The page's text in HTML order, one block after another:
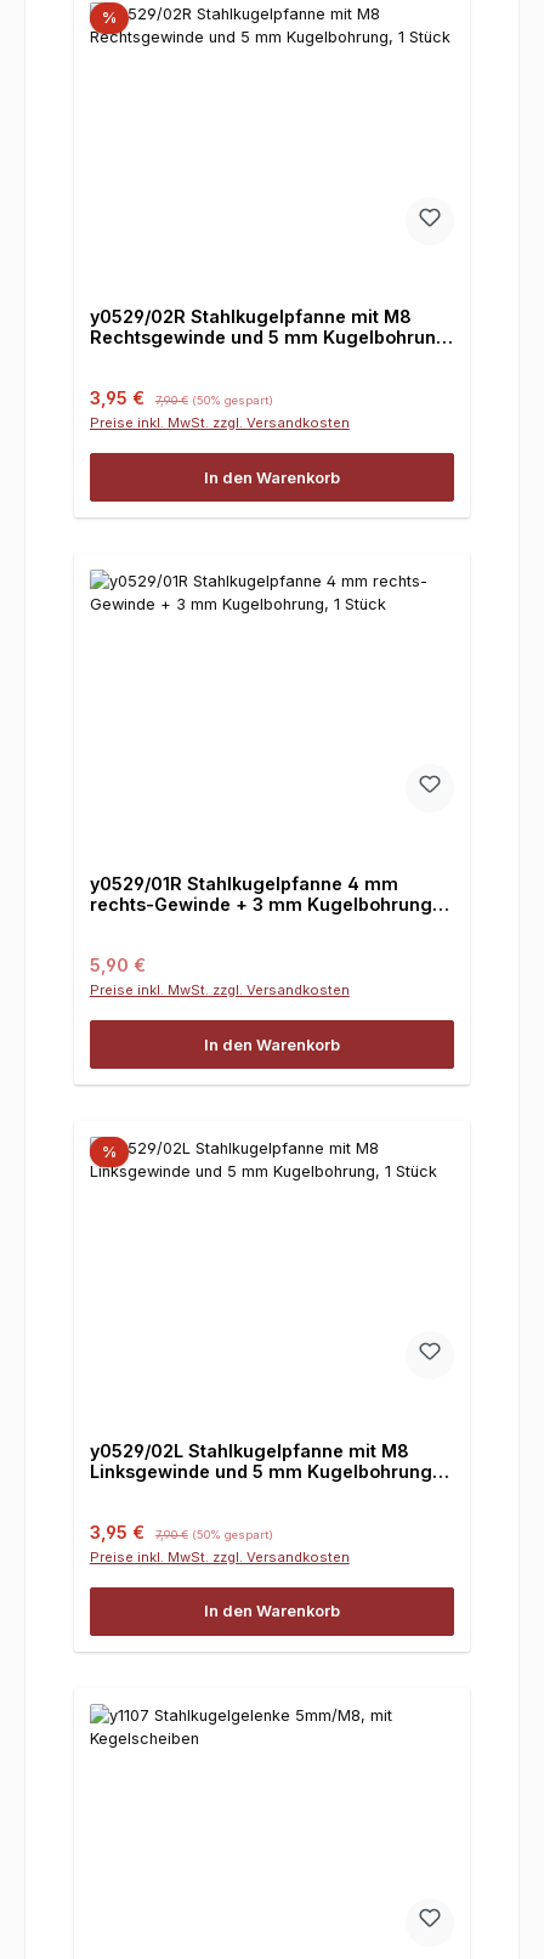
%
y0529/02R Stahlkugelpfanne mit M8
Rechtsgewinde und 5 mm Kugelbohrung,
Verkaufspreis:
3,95 € Regulärer Preis:
7,90 € (50% gespart)
Preise inkl. MwSt. zzgl. Versandkosten
In den Warenkorb
y0529/01R Stahlkugelpfanne 4 mm
rechts-Gewinde + 3 mm Kugelbohrung, 1
Regulärer Preis:
5,90 €
Preise inkl. MwSt. zzgl. Versandkosten
In den Warenkorb
%
y0529/02L Stahlkugelpfanne mit M8
Linksgewinde und 5 mm Kugelbohrung, 1
Verkaufspreis:
3,95 € 7,90 € (50% gespart)
Preise inkl. MwSt. zzgl. Versandkosten
In den Warenkorb